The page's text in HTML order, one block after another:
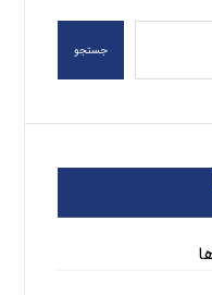
جستجو